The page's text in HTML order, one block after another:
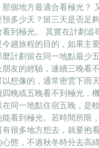
個地方最適合看極光？
多少天？留三天是否足
到極光。 其實在計劃追
趟旅程的目的，如果主
計劃留在同一地點最少
友的經驗，連續三晚看
想像的，通常密雲下雨
晚或五晚看不到極光，
同一地點住宿五晚，是
看到極光。若時間所限
很多地方想去，就要抱
態，不過秋冬時分去高